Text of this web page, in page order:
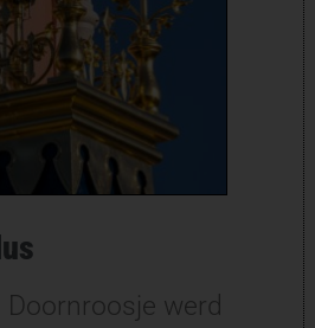
Doornroosje werd